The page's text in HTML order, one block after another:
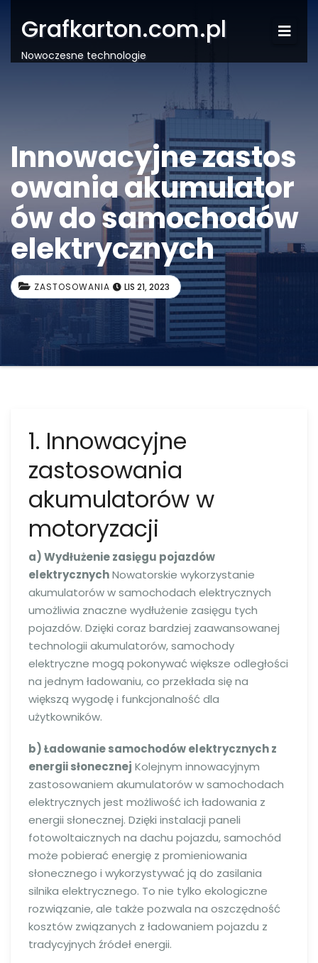
Grafkarton.com.pl
Nowoczesne technologie
Innowacyjne zastos
owania akumulator
ów do samochodów
elektrycznych
ZASTOSOWANIA LIS 21, 2023
1. Innowacyjne
zastosowania
akumulatorów w
motoryzacji
a) Wydłużenie zasięgu pojazdów
elektrycznychNowatorskie wykorzystanie
akumulatorów w samochodach elektrycznych
umożliwia znaczne wydłużenie zasięgu tych
pojazdów. Dzięki coraz bardziej zaawansowanej
technologii akumulatorów, samochody
elektryczne mogą pokonywać większe odległości
na jednym ładowaniu, co przekłada się na
większą wygodę i funkcjonalność dla
użytkowników.
b) Ładowanie samochodów elektrycznych z
energii słonecznej Kolejnym innowacyjnym
zastosowaniem akumulatorów w samochodach
elektrycznych jest możliwość ich ładowania z
energii słonecznej. Dzięki instalacji paneli
fotowoltaicznych na dachu pojazdu, samochód
może pobierać energię z promieniowania
słonecznego i wykorzystywać ją do zasilania
silnika elektrycznego. To nie tylko ekologiczne
rozwiązanie, ale także pozwala na oszczędność
kosztów związanych z ładowaniem pojazdu z
tradycyjnych źródeł energii.